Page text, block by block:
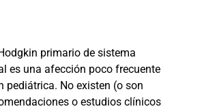
primario de sistema
es una afección poco frecuente
pediátrica. No existen (o son
o estudios clínicos